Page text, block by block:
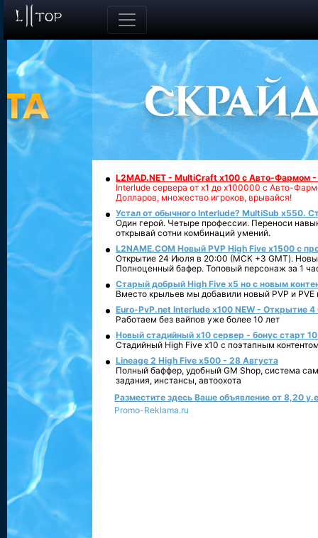
L2MAD.NET - MultiCraft x100 с Авто-Фармом
Interlude сервера от х1 до х100000 с Авто-
Долларов, множество игроков, врывайся!
Устал от обычного Interlude? MultiSub x550.
Один герой. Четыре профессии. Переноси
открывай сотни комбинаций умений.
L2NAME.COM Новый PVP High Five x1500 с
Открытие 24 Июля в 20:00 (МСК +3 GMT).
Полноценный бафер. Топовый персонаж за 1
Старый добрый High Five x5 но с новым
Вместо крыльев мы добавили новый PVP и PVE
Euro-PvP.net Interlude х100 NEW - Открытие 4
Работаем без вайпов уже более 10 лет
Новый стадийный х10 сервер - бонус старт
Стадийный High Five x10 с поэтапным
Lineage 2 High Five x500 - 28 Августа
Полный баффер, удобный GM Shop, система
задания, инстансы, автоохота
Разместите здесь Ваше объявление от 8,20
Promo-Reklama.ru